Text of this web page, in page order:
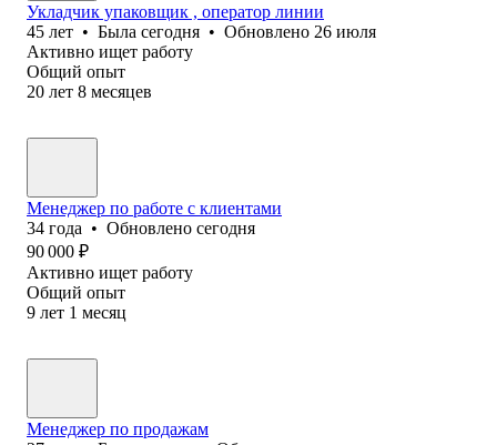
Укладчик упаковщик , оператор линии
45 лет • Была сегодня • Обновлено 26 июля
Активно ищет работу
Общий опыт
20 лет 8 месяцев
Менеджер по работе с клиентами
34 года • Обновлено сегодня
90 000 ₽
Активно ищет работу
Общий опыт
9 лет 1 месяц
Менеджер по продажам